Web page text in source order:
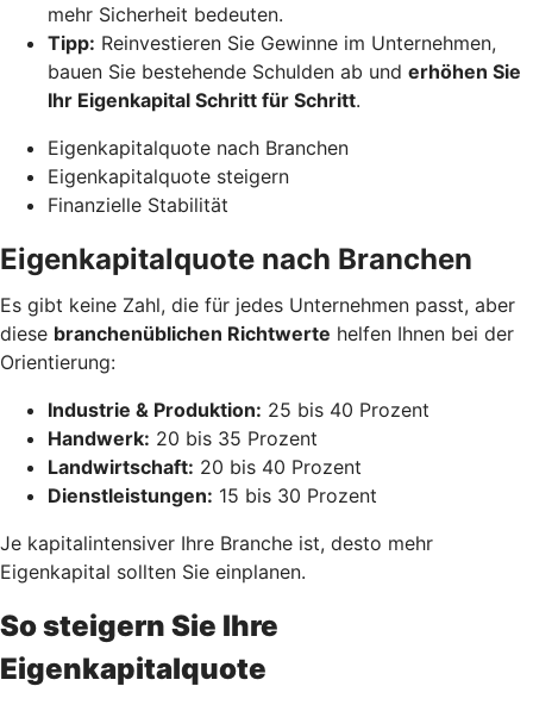
mehr Sicherheit bedeuten.
Tipp: Reinvestieren Sie Gewinne im Unternehmen,
bauen Sie bestehende Schulden ab und erhöhen Sie
Ihr Eigenkapital Schritt für Schritt.
Eigenkapitalquote nach Branchen
Eigenkapitalquote steigern
Finanzielle Stabilität
Eigenkapitalquote nach Branchen
Es gibt keine Zahl, die für jedes Unternehmen passt, aber
diese branchenüblichen Richtwerte helfen Ihnen bei der
Orientierung:
Industrie & Produktion: 25 bis 40 Prozent
Handwerk: 20 bis 35 Prozent
Landwirtschaft: 20 bis 40 Prozent
Dienstleistungen: 15 bis 30 Prozent
Je kapitalintensiver Ihre Branche ist, desto mehr
Eigenkapital sollten Sie einplanen.
So steigern Sie Ihre
Eigenkapitalquote